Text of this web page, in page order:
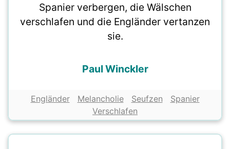
Spanier verbergen, die Wälschen
verschlafen und die Engländer vertanzen
sie.
Paul Winckler
Engländer Melancholie Seufzen
Spanier
Verschlafen